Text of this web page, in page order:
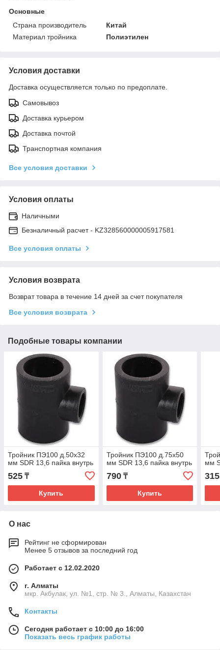
Основные
Страна производитель
Китай
Материал тройника
Полиэтилен
Условия доставки
Доставка осуществляется только по предоплате.
Самовывоз
Доставка курьером
Доставка почтой
Транспортная компания
Все условия доставки
Условия оплаты
Наличными
Безналичный расчет - KZ328560000005917581
Все условия оплаты
Условия возврата
Возврат товара в течение 14 дней за счет покупателя
Все условия возврата
Подобные товары компании
Тройник ПЭ100 д.50х32
мм SDR 13,6 пайка внутрь
525 ₸
Купить
Тройник ПЭ100 д.75х50
мм SDR 13,6 пайка внутрь
790₸
Купить
мм
315
О нас
Рейтинг не сформирован
Менее 5 отзывов за последний год
Работает с 12.02.2020
г. Алматы
мкр. Акбулак, ул. №1, стр. № 3., Алматы, Казахстан
Контакты
Сегодня работает с 10:00 до 16:00
Показать весь график работы